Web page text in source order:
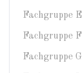
Fachgruppe
Fachgruppe
Fachgruppe